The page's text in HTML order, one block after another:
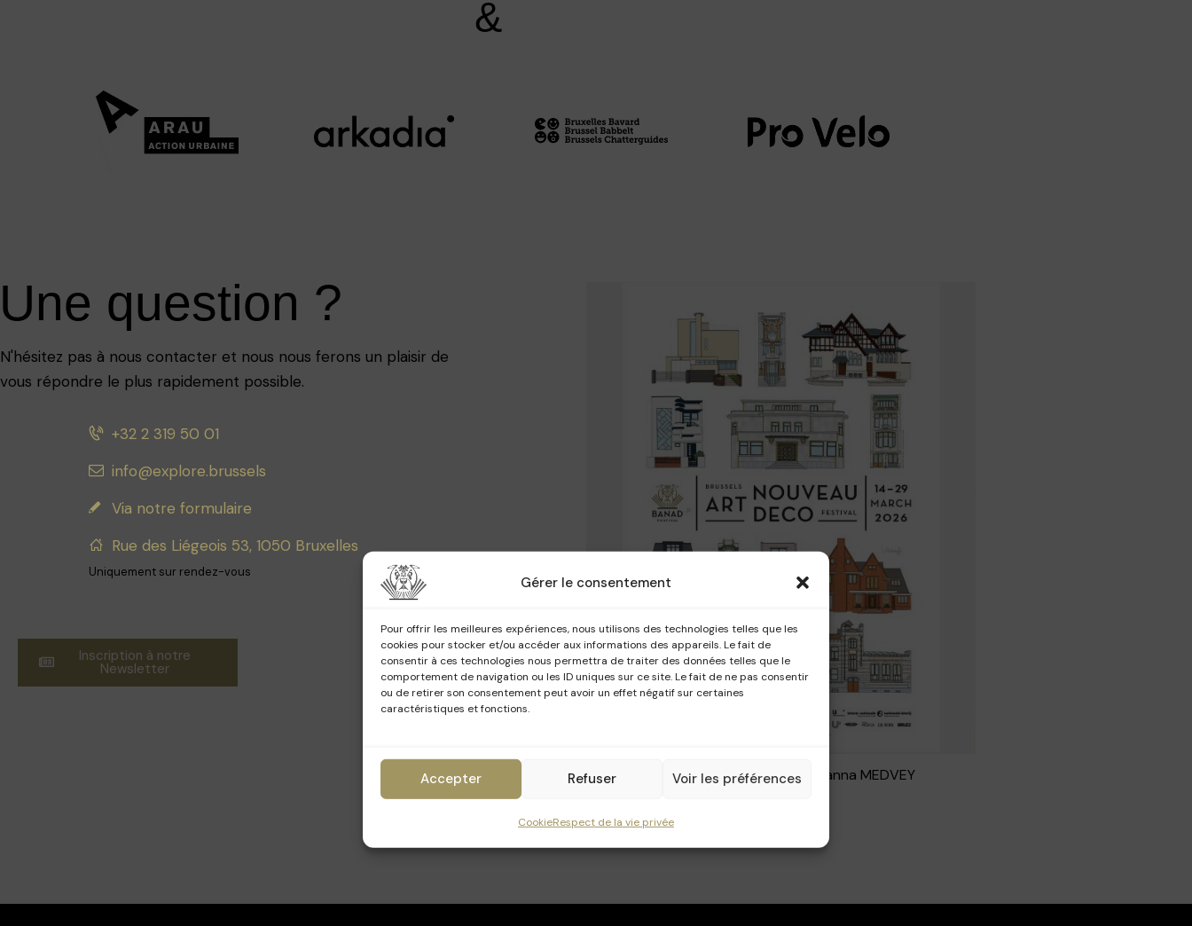
Gérer le consentement
Pour offrir les meilleures expériences, nous utilisons des technologies telles que les
cookies pour stocker et/ou accéder aux informations des appareils. Le fait de
consentir à ces technologies nous permettra de traiter des données telles que le
comportement de navigation ou les ID uniques sur ce site. Le fait de ne pas consentir
ou de retirer son consentement peut avoir un effet négatif sur certaines
caractéristiques et fonctions.
Accepter Refuser Voir les préférences
CookieRespect de la vie privée
&
Une question ?
N'hésitez pas à nous contacter et nous nous ferons un plaisir de
vous répondre le plus rapidement possible.
+32 2 319 50 01
info@explore.brussels
Via notre formulaire
Rue des Liégeois 53, 1050 Bruxelles
Uniquement sur rendez-vous
Inscription à notre
Newsletter
POSTER BANAD 2026 ©Johanna MEDVEY